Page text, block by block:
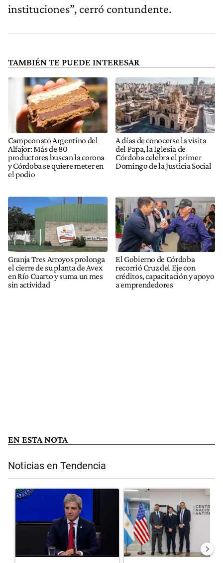
instituciones”, cerró contundente.
TAMBIÉN TE PUEDE INTERESAR
Campeonato Argentino del
Alfajor: Más de 80
productores buscan la corona
y Córdoba se quiere meter en
el podio
A días de conocerse la visita
del Papa, la Iglesia de
Córdoba celebra el primer
Domingo de la Justicia Social
Granja Tres Arroyos prolonga
el cierre de su planta de Avex
en Río Cuarto y suma un mes
sin actividad
El Gobierno de Córdoba
recorrió Cruz del Eje con
créditos, capacitación y apoyo
a emprendedores
EN ESTA NOTA
Noticias en Tendencia
Un artículo de tendencia con el título "Luis Caputo aclaró sus
Un artículo de tendencia con el